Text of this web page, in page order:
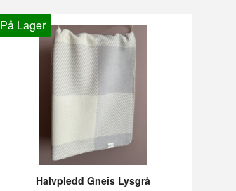
På Lager
Halvpledd Gneis Lysgrå